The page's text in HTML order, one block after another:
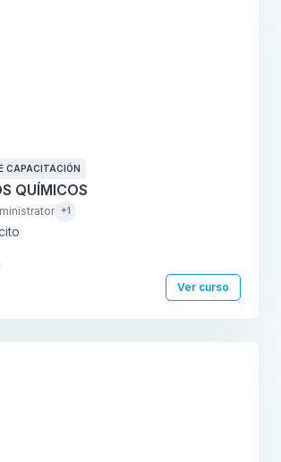
CAPACITACIÓN
QUÍMICOS
+1
Ver curso